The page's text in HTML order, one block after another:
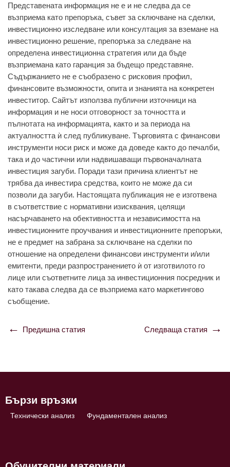
Представената информация не е и не следва да се
възприема като препоръка, съвет за сключване на сделки,
инвестиционно изследване или консултация за вземане на
инвестиционно решение, препоръка за следване на
определена инвестиционна стратегия или да бъде
възприемана като гаранция за бъдещо представяне.
Съдържанието не е съобразено с рисковия профил,
финансовите възможности, опита и знанията на конкретен
инвеститор. Сайтът използва публични източници на
информация и не носи отговорност за точността и
пълнотата на информацията, както и за периода на
актуалността ѝ след публикуване. Търговията с финансови
инструменти носи риск и може да доведе както до печалби,
така и до частични или надвишаващи първоначалната
инвестиция загуби. Поради тази причина клиентът не
трябва да инвестира средства, които не може да си
позволи да загуби. Настоящата публикация не е изготвена
в съответствие с нормативни изисквания, целящи
насърчаването на обективността и независимостта на
инвестиционните проучвания и инвестиционните препоръки,
не е предмет на забрана за сключване на сделки по
отношение на определени финансови инструменти и/или
емитенти, преди разпространението ѝ от изготвилото го
лице или съответните лица за инвестиционния посредник и
като такава следва да се възприема като маркетингово
съобщение.
Навигация
Предишна статия Следваща статия
Бързи връзки
Технически анализ Фундаментален анализ